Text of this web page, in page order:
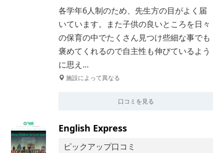
各学年6人制のため、先生方の目がよく届
いています。また子供の良いところを日々
の保育の中でたくさん見つけ些細な事でも
褒めてくれるので自主性も伸びているよう
に思え…
施設によって異なる
口コミを見る
English Express
ピックアップ口コミ